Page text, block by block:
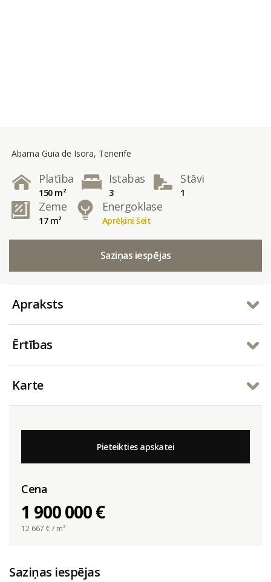
Abama Guia de Isora, Tenerife
Platība
150 m²
Istabas
3
Stāvi
1
Zeme
17 m²
Energoklase
Aprēķini šeit
Saziņas iespējas
Apraksts
Ērtības
Karte
Pieteikties apskatei
Cena
1 900 000 €
12 667 € / m²
Saziņas iespējas